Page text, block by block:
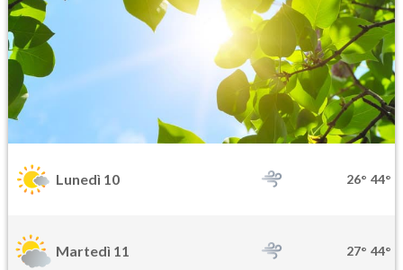
Lunedì 10 26° 44°
Martedì 11 27° 44°